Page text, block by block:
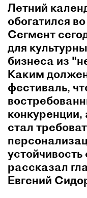
Летний
обогатился
Сегмент
для
бизнеса из
Каким
фестиваль,
стал
рассказал
Евгений